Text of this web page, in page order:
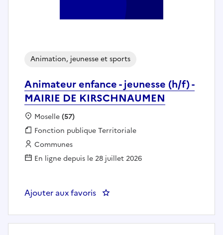
Animateur enfance - jeunesse (h/f) -
MAIRIE DE KIRSCHNAUMEN
Animation, jeunesse et sports
Localisation :
Moselle(57)
Fonction publique :
Fonction publique Territoriale
Employeur :
Communes
En ligne depuis le 28 juillet 2026
Ajouter aux favoris : Animateur enfance - jeunesse